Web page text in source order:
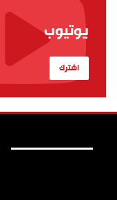
يوتيوب
اشترك